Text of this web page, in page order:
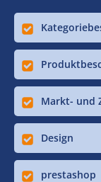
Markt- und
Design
prestashop